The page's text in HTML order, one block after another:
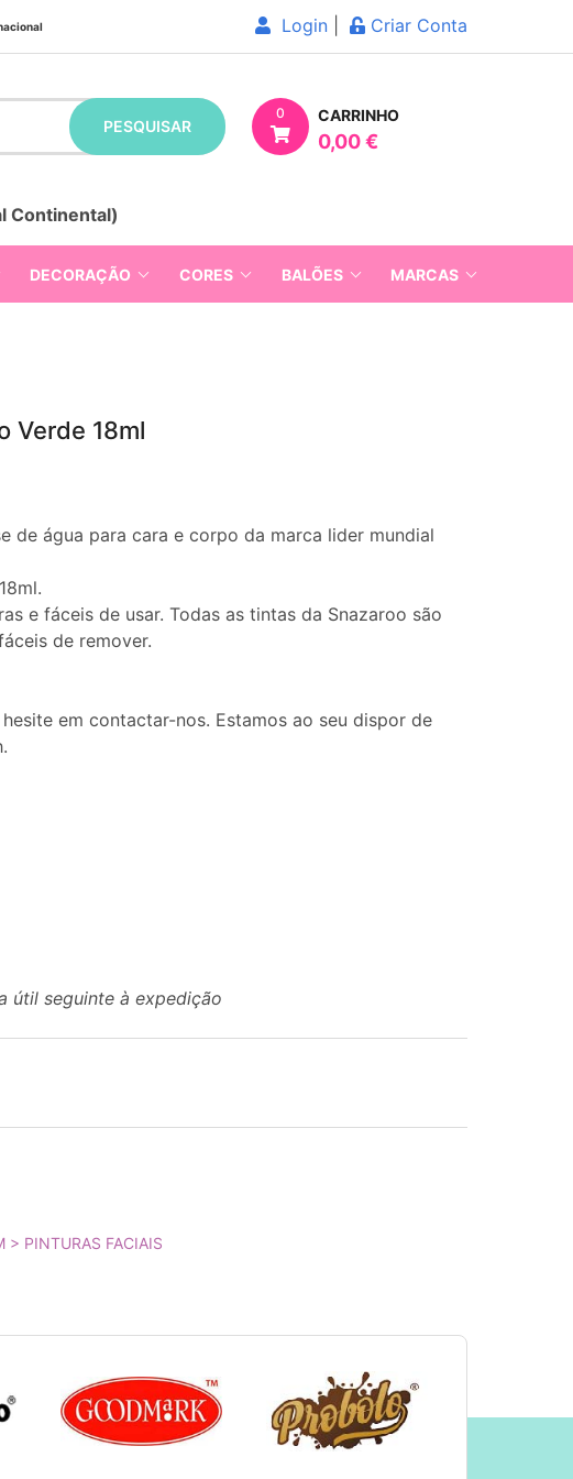
Login Criar Conta
PESQUISAR
0 CARRINHO
0,00 €
Continental)
DECORAÇÃO CORES BALÕES MARCAS
Verde 18ml
de água para cara e corpo da marca lider mundial
e fáceis de usar. Todas as tintas da Snazaroo são
de remover.
em contactar-nos. Estamos ao seu dispor de
útil seguinte à expedição
> PINTURAS FACIAIS